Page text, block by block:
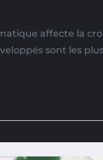
affecte la
sont les